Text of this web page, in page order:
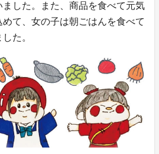
した。また、商品を食べて元気
て、女の子は朝ごはんを食べて
た。